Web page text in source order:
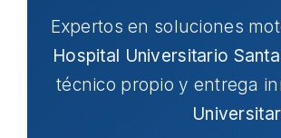
Expertos en soluciones
Hospital Universitario
técnico propio y entrega